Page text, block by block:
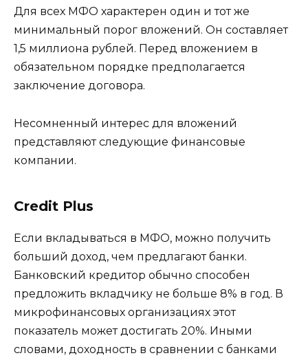
Для всех МФО характерен один и тот же
минимальный порог вложений. Он составляет
1,5 миллиона рублей. Перед вложением в
обязательном порядке предполагается
заключение договора.
Несомненный интерес для вложений
представляют следующие финансовые
компании.
Credit Plus
Если вкладываться в МФО, можно получить
больший доход, чем предлагают банки.
Банковский кредитор обычно способен
предложить вкладчику не больше 8% в год. В
микрофинансовых организациях этот
показатель может достигать 20%. Иными
словами, доходность в сравнении с банками